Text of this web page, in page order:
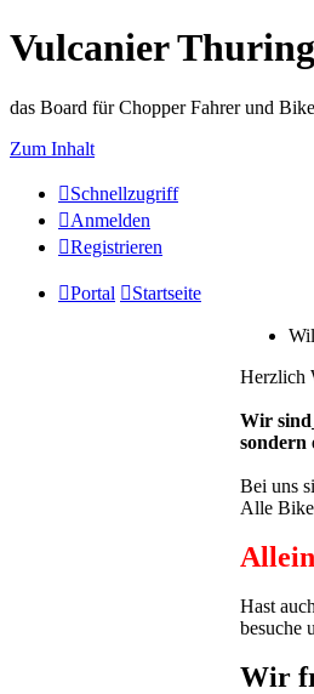
Vulcanier
das Board für Chopper Fahrer und
Zum Inhalt
Schnellzugriff
Anmelden
Registrieren
Portal Startseite
Herzlich
Wir sind
sondern
Bei uns
Alle
Hast
besuche
Wir